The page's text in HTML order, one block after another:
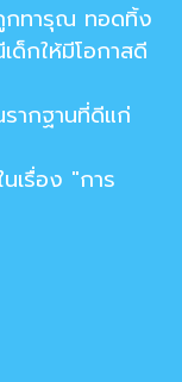
กทารุณ ทอดทิ้ง
ด็กให้มีโอกาสดี
ากฐานที่ดีแก่
เรื่อง "การ